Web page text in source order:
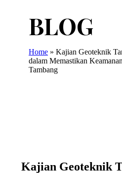
Home » Kajian Geoteknik
dalam Memastikan
Tambang
Kajian Geoteknik